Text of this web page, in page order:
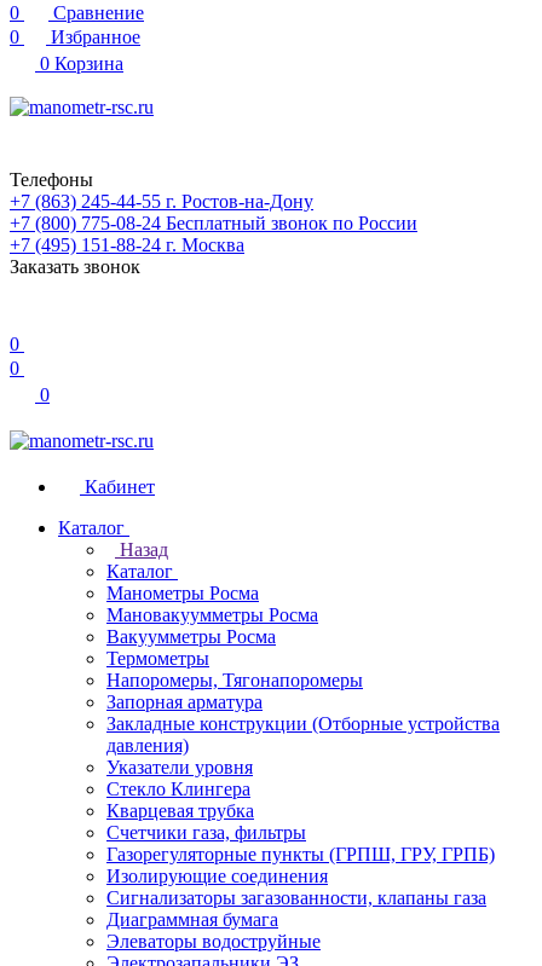
0
Сравнение
0
Избранное
0 Корзина
Телефоны
+7 (863) 245-44-55 г. Ростов-на-Дону
+7 (800) 775-08-24 Бесплатный звонок по России
+7 (495) 151-88-24 г. Москва
Заказать звонок
0
0
0
Кабинет
Каталог
Назад
Каталог
Манометры Росма
Мановакуумметры Росма
Вакуумметры Росма
Термометры
Напоромеры, Тягонапоромеры
Запорная арматура
Закладные конструкции (Отборные устройства
давления)
Указатели уровня
Стекло Клингера
Кварцевая трубка
Счетчики газа, фильтры
Газорегуляторные пункты (ГРПШ, ГРУ, ГРПБ)
Изолирующие соединения
Сигнализаторы загазованности, клапаны газа
Диаграммная бумага
Элеваторы водоструйные